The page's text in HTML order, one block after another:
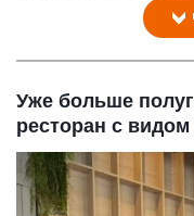
Уже больше
ресторан с